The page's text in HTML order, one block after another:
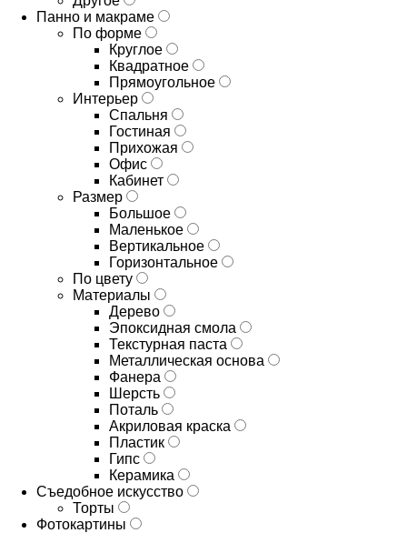
Панно и макраме
По форме
Круглое
Квадратное
Прямоугольное
Интерьер
Спальня
Гостиная
Прихожая
Офис
Кабинет
Размер
Большое
Маленькое
Вертикальное
Горизонтальное
По цвету
Материалы
Дерево
Эпоксидная смола
Текстурная паста
Металлическая основа
Фанера
Шерсть
Поталь
Акриловая краска
Пластик
Гипс
Керамика
Съедобное искусство
Торты
Фотокартины